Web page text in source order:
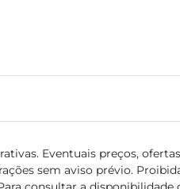
Eventuais preços,
sem aviso prévio.